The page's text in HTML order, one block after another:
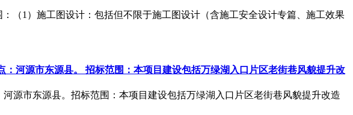
（1）施工图设计：包括但不限于施工图设计（含施工安全设计专篇、施工效果
河源市东源县。 招标范围：本项目建设包括万绿湖入口片区老街巷风貌提升改
源市东源县。招标范围：本项目建设包括万绿湖入口片区老街巷风貌提升改造